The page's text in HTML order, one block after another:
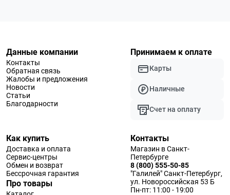
Данные компании
Контакты
Обратная связь
Жалобы и предложения
Новости
Статьи
Благодарности
Принимаем к оплате
Карты
Наличные
Счет на оплату
Как купить
Доставка и оплата
Сервис-центры
Обмен и возврат
Бессрочная гарантия
Про товары
Контакты
Магазин в Санкт-
Петербурге
8 (800) 555-50-85
"Галилей" Санкт-Петербург,
ул. Новороссийская 53 Б
Пн-пт: 11:00 - 19:00